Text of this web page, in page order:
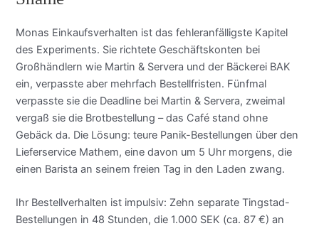
Monas Einkaufsverhalten ist das fehleranfälligste Kapitel
des Experiments. Sie richtete Geschäftskonten bei
Großhändlern wie Martin & Servera und der Bäckerei BAK
ein, verpasste aber mehrfach Bestellfristen. Fünfmal
verpasste sie die Deadline bei Martin & Servera, zweimal
vergaß sie die Brotbestellung – das Café stand ohne
Gebäck da. Die Lösung: teure Panik-Bestellungen über den
Lieferservice Mathem, eine davon um 5 Uhr morgens, die
einen Barista an seinem freien Tag in den Laden zwang.
Ihr Bestellverhalten ist impulsiv: Zehn separate Tingstad-
Bestellungen in 48 Stunden, die 1.000 SEK (ca. 87 €) an